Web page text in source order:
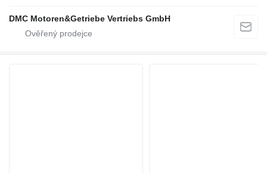
DMC Motoren&Getriebe Vertriebs GmbH